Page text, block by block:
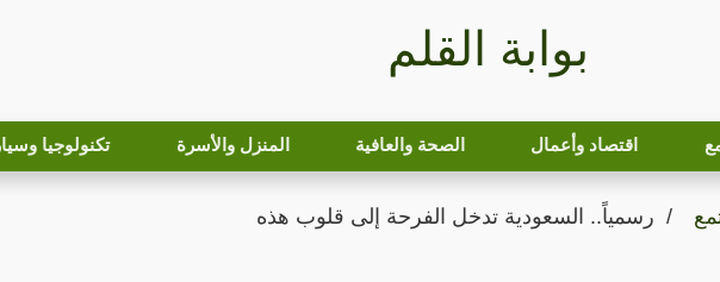
بوابة القلم
اقتصاد وأعمال الصحة والعافية المنزل والأسرة تكنولوجيا
رسمياً.. السعودية تدخل الفرحة إلى قلوب هذه